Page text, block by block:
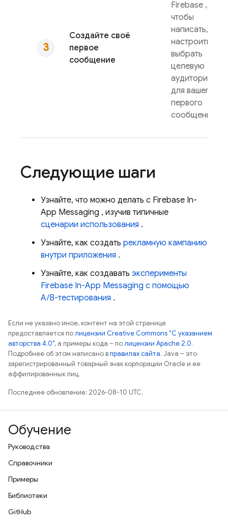
Создайте своё
первое
сообщение
Firebase ,
чтобы
написать,
настроить и
выбрать
целевую
аудиторию
для вашего
первого
сообщения.
Следующие шаги
Узнайте, что можно делать с Firebase In-
App Messaging , изучив типичные
сценарии использования .
Узнайте, как создать рекламную кампанию
внутри приложения .
Узнайте, как создавать эксперименты
Firebase In-App Messaging с помощью
A/B-тестирования .
Если не указано иное, контент на этой странице
предоставляется полицензии Creative Commons "С указанием
авторства 4.0", а примеры кода – полицензии Apache 2.0.
Подробнее об этом написано вправилах сайта. Java – это
зарегистрированный товарный знак корпорации Oracle и ее
аффилированных лиц.
Последнее обновление: 2026-08-10 UTC.
Обучение
Руководства
Справочники
Примеры
Библиотеки
GitHub